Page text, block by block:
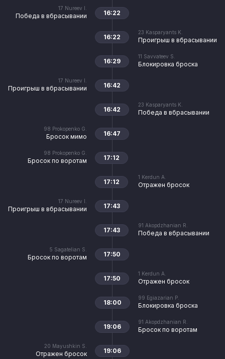
17 Nureev I.
Победа в вбрасывании 16:22
23 Kasparyants K.
Проигрыш в вбрасывании
16:22
11 Savvateev S.
Блокировка броска
16:29
17 Nureev I.
Проигрыш в вбрасывании 16:42
23 Kasparyants K.
Победа в вбрасывании
16:42
98 Prokopenko G.
Бросок мимо 16:47
98 Prokopenko G.
Бросок по воротам 17:12
1 Kerdun A.
Отражен бросок
17:12
17 Nureev I.
Проигрыш в вбрасывании 17:43
91 Akopdzhanian R.
Победа в вбрасывании
17:43
5 Sagatelian S.
Бросок по воротам 17:50
1 Kerdun A.
Отражен бросок
17:50
99 Egiazarian P.
Блокировка броска
18:00
91 Akopdzhanian R.
Бросок по воротам
19:06
20 Mayushkin S.
Отражен бросок 19:06